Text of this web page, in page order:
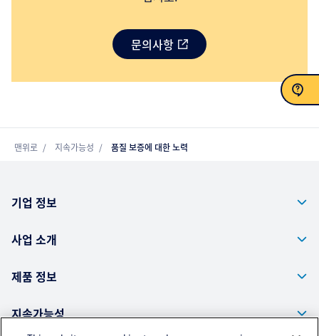
문의사항
문의
맨위로 지속가능성 품질 보증에 대한 노력
기업 정보
사업 소개
제품 정보
지속가능성